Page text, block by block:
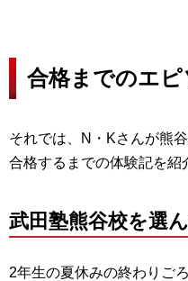
合格までのエピ
それでは、N・Kさんが熊
合格するまでの体験記を紹
武田塾熊谷校を選
2年生の夏休みの終わりご